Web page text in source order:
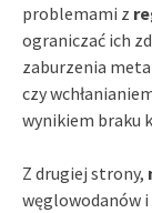
problemami z
ograniczać ich
zaburzenia
czy
wynikiem braku
Z drugiej strony,
węglowodanów i